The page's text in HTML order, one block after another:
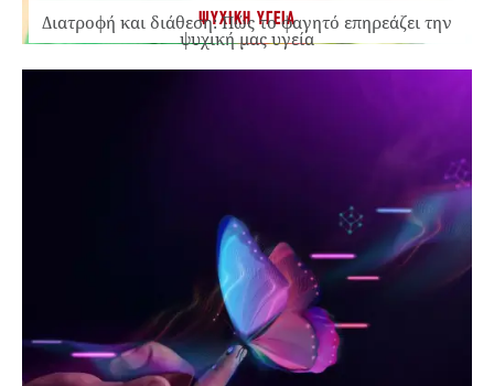
ΨΥΧΙΚΗ ΥΓΕΙΑ
Διατροφή και διάθεση: Πώς το φαγητό επηρεάζει την
ψυχική μας υγεία